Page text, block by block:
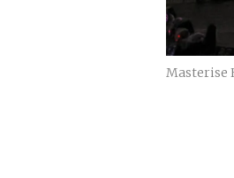
Masterise